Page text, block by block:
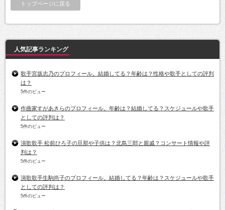
トップページに戻る
人気記事ランキング
歌手宮坂志乃のプロフィール。結婚してる？年齢は？性格や歌手としての評判
は？
5件のビュー
作曲家すがあきらのプロフィール。年齢は？結婚してる？スケジュールや歌手
としての評判は？
5件のビュー
演歌歌手 松前ひろ子の旦那や子供は？北島三郎と親戚？コンサート情報や評
判は？
5件のビュー
演歌歌手生駒尚子のプロフィール。結婚してる？年齢は？スケジュールや歌手
としての評判は？
5件のビュー